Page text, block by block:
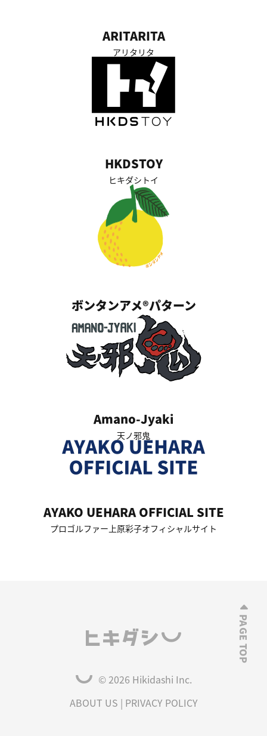
ARITARITA
アリタリタ
HKDSTOY
ヒキダシトイ
ボンタンアメ®パターン
Amano-Jyaki
天ノ邪鬼
AYAKO UEHARA OFFICIAL SITE
プロゴルファー上原彩子オフィシャルサイト
© 2026 Hikidashi Inc.
ABOUT US | PRIVACY POLICY